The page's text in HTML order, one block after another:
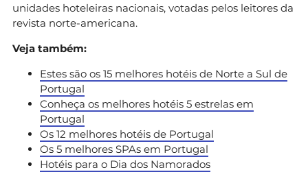
unidades hoteleiras nacionais, votadas pelos leitores da
revista norte-americana.
Veja também:
Estes são os 15 melhores hotéis de Norte a Sul de
Portugal
Conheça os melhores hotéis 5 estrelas em
Portugal
Os 12 melhores hotéis de Portugal
Os 5 melhores SPAs em Portugal
Hotéis para o Dia dos Namorados